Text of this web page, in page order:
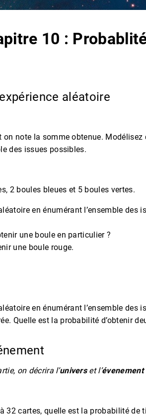
10 :
aléatoire
on note la somme obtenue. Modélisez
des issues possibles.
2 boules bleues et 5 boules vertes.
en énumérant l’ensemble des
une boule en particulier ?
une boule rouge.
en énumérant l’ensemble des
Quelle est la probabilité d’obtenir
on décrira l’universet l’évenement
32 cartes, quelle est la probabilité de